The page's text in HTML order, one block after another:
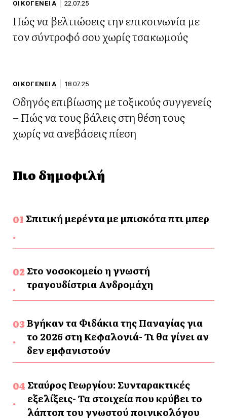
ΟΙΚΟΓΕΝΕΙΑ 22.07.25
Πώς να βελτιώσεις την επικοινωνία με
τον σύντροφό σου χωρίς τσακωμούς
ΟΙΚΟΓΕΝΕΙΑ 18.07.25
Οδηγός επιβίωσης με τοξικούς συγγενείς
– Πώς να τους βάλεις στη θέση τους
χωρίς να ανεβάσεις πίεση
Πιο δημοφιλή
Σπιτική μερέντα με μπισκότα πτι μπερ
Στο νοσοκομείο η γνωστή
τραγουδίστρια Ανδρομάχη
Βγήκαν τα Φιδάκια της Παναγίας για
το 2026 στη Κεφαλονιά- Τι θα γίνει αν
δεν εμφανιστούν
Σταύρος Γεωργίου: Συνταρακτικές
εξελίξεις- Τα στοιχεία που κρύβει το
λάπτοπ του γνωστού ποινικολόγου